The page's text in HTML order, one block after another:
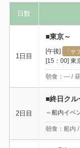
日数
1日目
■東京～
[午後] 「サ
[15：00] 東
朝食：― /
2日目
■終日クル
～船内イベ
朝食：船内